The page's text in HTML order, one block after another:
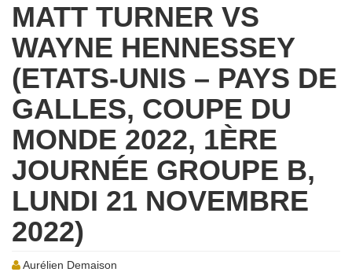
MATT TURNER VS
WAYNE HENNESSEY
(ETATS-UNIS – PAYS DE
GALLES, COUPE DU
MONDE 2022, 1ÈRE
JOURNÉE GROUPE B,
LUNDI 21 NOVEMBRE
2022)
Aurélien Demaison